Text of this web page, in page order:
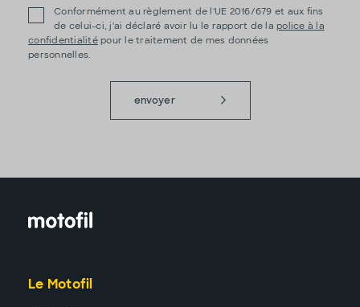
Conformément au règlement de l'UE 2016/679 et aux fins
de celui-ci, j'ai déclaré avoir lu le rapport de la police à la
confidentialitépour le traitement de mes données
personnelles.
envoyer
Le Motofil